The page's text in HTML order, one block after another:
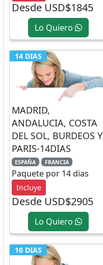
Desde USD$1845
Lo Quiero
14 DIAS
MADRID,
ANDALUCIA, COSTA
DEL SOL, BURDEOS Y
PARIS-14DIAS
ESPAÑA FRANCIA
Paquete por 14 dias
Incluye
Desde USD$2905
Lo Quiero
10 DIAS